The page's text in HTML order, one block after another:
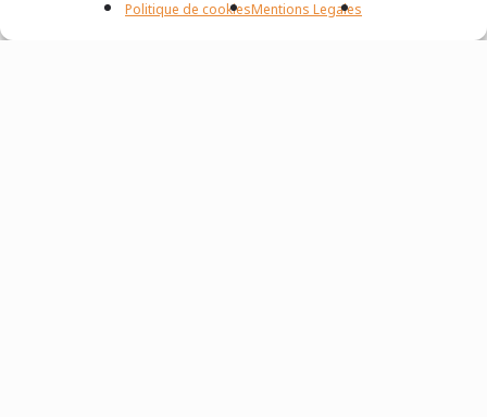
Politique de cookiesMentions Legales